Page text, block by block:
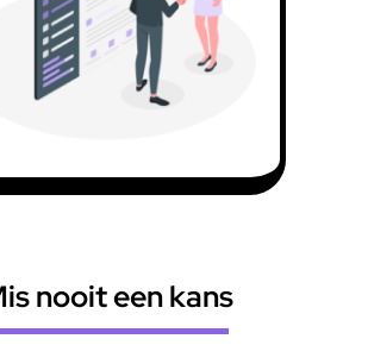
nooit een kans